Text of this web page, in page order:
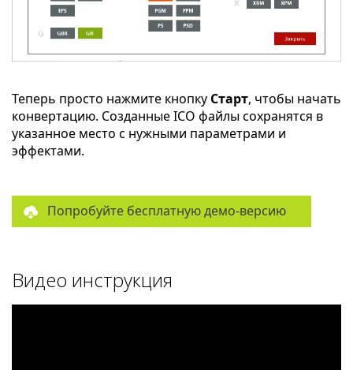
Теперь просто нажмите кнопку Старт, чтобы начать
конвертацию. Созданные ICO файлы сохранятся в
указанное место с нужными параметрами и
эффектами.
Попробуйте бесплатную демо-версию
Видео инструкция